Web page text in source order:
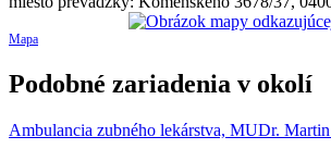
Mapa
Podobné zariadenia v okolí
Ambulancia zubného lekárstva, MUDr.